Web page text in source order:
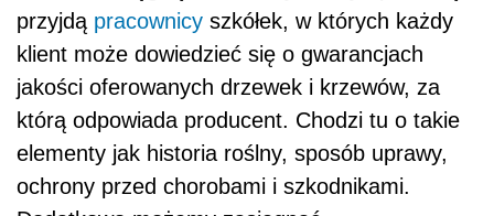
przyjdą pracownicy szkółek, w których każdy
klient może dowiedzieć się o gwarancjach
jakości oferowanych drzewek i krzewów, za
którą odpowiada producent. Chodzi tu o takie
elementy jak historia roślny, sposób uprawy,
ochrony przed chorobami i szkodnikami.